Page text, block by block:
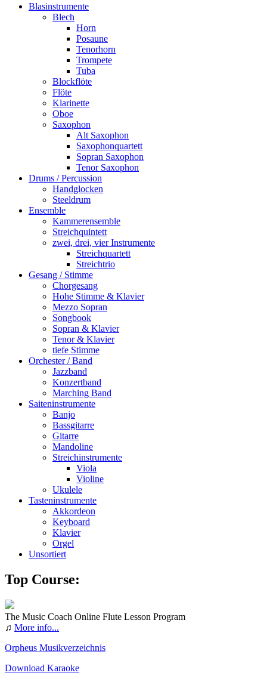
Blasinstrumente
Blech
Horn
Posaune
Tenorhorn
Trompete
Tuba
Blockflöte
Flöte
Klarinette
Oboe
Saxophon
Alt Saxophon
Saxophonquartett
Sopran Saxophon
Tenor Saxophon
Drums / Percussion
Handglocken
Steeldrum
Ensemble
Kammerensemble
Streichquintett
zwei, drei, vier Instrumente
Streichquartett
Streichtrio
Gesang / Stimme
Chorgesang
Hohe Stimme & Klavier
Mezzo Sopran
Songbook
Sopran & Klavier
Tenor & Klavier
tiefe Stimme
Orchester / Band
Jazzband
Konzertband
Marching Band
Saiteninstrumente
Banjo
Bassgitarre
Gitarre
Mandoline
Streichinstrumente
Viola
Violine
Ukulele
Tasteninstrumente
Akkordeon
Keyboard
Klavier
Orgel
Unsortiert
Top Course:
The Music Coach Online Flute Lesson Program
♫ More info...
Orpheus Musikverzeichnis
Download Karaoke